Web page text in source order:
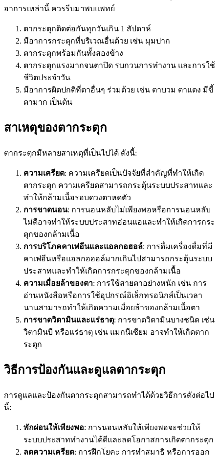
อาการเหล่านี้ ควรรีบมาพบแพทย์
ตากระตุกติดต่อกันทุกวันเกิน 1 สัปดาห์
มีอาการกระตุกที่บริเวณอื่นด้วย เช่น มุมปาก
ตากระตุกพร้อมกันทั้งสองข้าง
ตากระตุกแรงมากจนตาปิด รบกวนการทำงาน และการใช้
ชีวิตประจำวัน
มีอาการผิดปกติที่ตาอื่นๆ ร่วมด้วย เช่น ตาบวม ตาแดง มีขี้
ตามาก เป็นต้น
สาเหตุของตากระตุก
ตากระตุกมีหลายสาเหตุที่เป็นไปได้ ดังนี้:
ความเครียด: ความเครียดเป็นปัจจัยที่สำคัญที่ทำให้เกิด
ตากระตุก ความเครียดสามารถกระตุ้นระบบประสาทและ
ทำให้กล้ามเนื้อรอบดวงตาหดตัว
การขาดนอน: การนอนหลับไม่เพียงพอหรือการนอนหลับ
ไม่ดีอาจทำให้ระบบประสาทอ่อนแอและทำให้เกิดการกระ
ตุกของกล้ามเนื้อ
การบริโภคคาเฟอีนและแอลกอฮอล์: การดื่มเครื่องดื่มที่มี
คาเฟอีนหรือแอลกอฮอล์มากเกินไปสามารถกระตุ้นระบบ
ประสาทและทำให้เกิดการกระตุกของกล้ามเนื้อ
ความเมื่อยล้าของตา: การใช้สายตาอย่างหนัก เช่น การ
อ่านหนังสือหรือการใช้อุปกรณ์อิเล็กทรอนิกส์เป็นเวลา
นานสามารถทำให้เกิดความเมื่อยล้าของกล้ามเนื้อตา
การขาดวิตามินและแร่ธาตุ: การขาดวิตามินบางชนิด เช่น
วิตามินบี หรือแร่ธาตุ เช่น แมกนีเซียม อาจทำให้เกิดตาก
ระตุก
วิธีการป้องกันและดูแลตากระตุก
การดูแลและป้องกันตากระตุกสามารถทำได้ด้วยวิธีการดังต่อไป
นี้:
พักผ่อนให้เพียงพอ: การนอนหลับให้เพียงพอจะช่วยให้
ระบบประสาททำงานได้ดีและลดโอกาสการเกิดตากระตุก
ลดความเครียด: การฝึกโยคะ การทำสมาธิ หรือการออก